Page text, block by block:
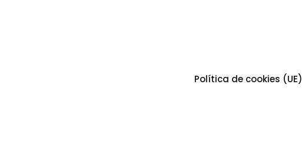
Política de cookies (UE)